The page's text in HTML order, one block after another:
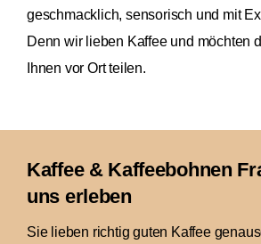
geschmacklich, sensorisch und mit
Denn wir lieben Kaffee und möchten
Ihnen vor Ort teilen.
Kaffee & Kaffeebohnen
uns erleben
Sie lieben richtig guten Kaffee